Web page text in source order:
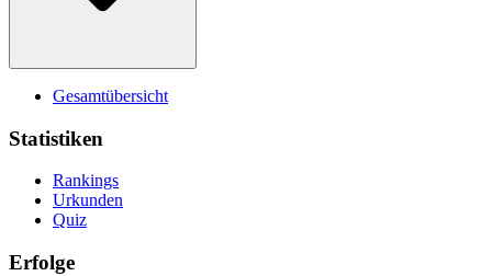
Gesamtübersicht
Statistiken
Rankings
Urkunden
Quiz
Erfolge